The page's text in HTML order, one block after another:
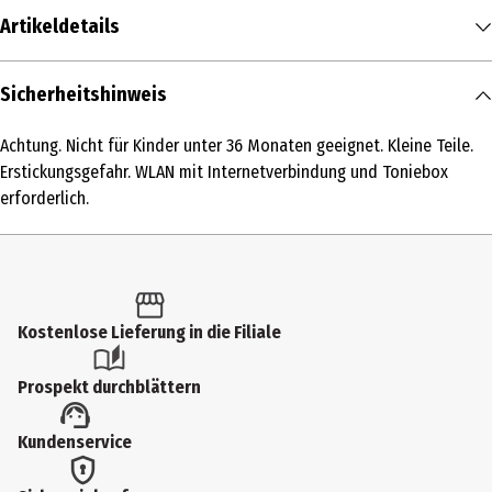
Artikeldetails
Inhalt
Produkttyp
CD Player & sonstige Audiogeräte
Altersempfehlung ab
Tierisch
Zielgruppe
Kindergartenkinder|Grundschüler
Hersteller
Sicherheitshinweis
Achtung. Nicht für Kinder unter 36 Monaten geeignet. Kleine Teile.
Erstickungsgefahr. WLAN mit Internetverbindung und Toniebox
erforderlich.
Kostenlose Lieferung in die Filiale
Prospekt durchblättern
Kundenservice